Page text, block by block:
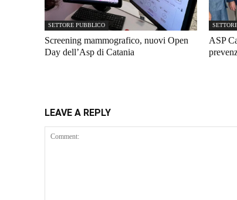
SETTORE PUBBLICO
Screening mammografico, nuovi Open
Day dell’Asp di Catania
ASP
LEAVE A REPLY